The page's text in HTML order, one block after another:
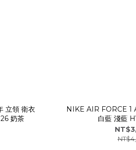
立領 衛衣
613 紅 126 奶茶
NIKE AIR FORCE 1 AF1 寶
白